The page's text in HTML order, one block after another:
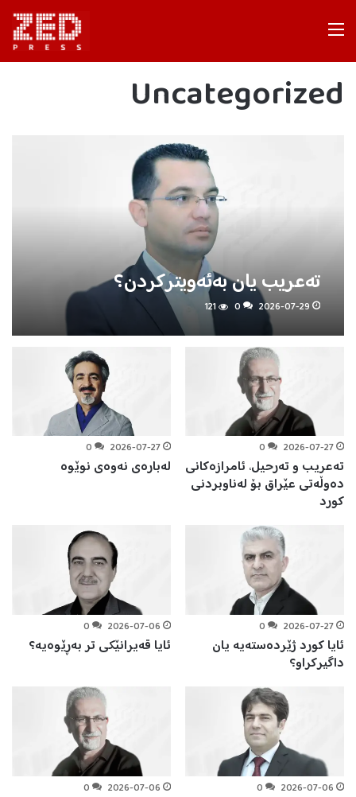
Uncategorized
تەعریب یان بەئەویترکردن؟
2026-07-29
0
121
2026-07-27
0
تەعریب و تەرحیل، ئامرازەکانی
دەوڵەتی عێراق بۆ لەناوبردنی
کورد
2026-07-27
0
لەبارەی نەوەی نوێوە
2026-07-27
0
ئایا کورد ژێردەستەیە یان
داگیرکراو؟
2026-07-06
0
ئایا قەيرانێکی تر بەڕێوەيە؟
2026-07-06
0
2026-07-06
0